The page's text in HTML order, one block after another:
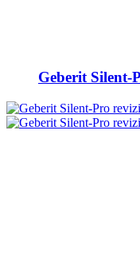
Geberit Silent-